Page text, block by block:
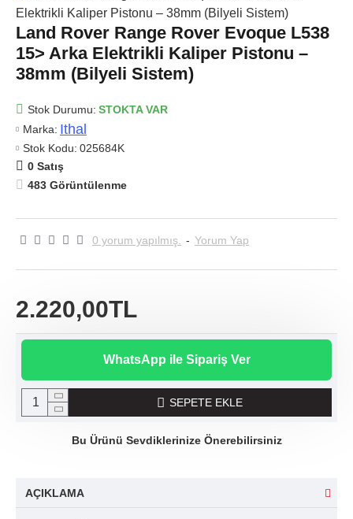
Land Rover Range Rover Evoque L538
15> Arka Elektrikli Kaliper Pistonu –
38mm (Bilyeli Sistem)
Stok Durumu: STOKTA VAR
Marka: Ithal
Stok Kodu: 025684K
0 Satış
483 Görüntülenme
0 yorum yapılmış. - Yorum Yap
2.220,00TL
WhatsApp ile Sipariş Ver
SEPETE EKLE
Bu Ürünü Sevdiklerinize Önerebilirsiniz
AÇIKLAMA